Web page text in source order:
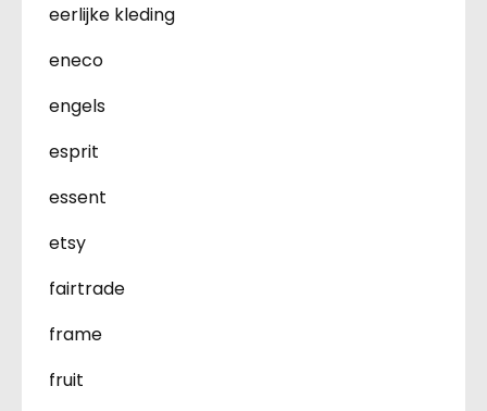
eerlijke kleding
eneco
engels
esprit
essent
etsy
fairtrade
frame
fruit